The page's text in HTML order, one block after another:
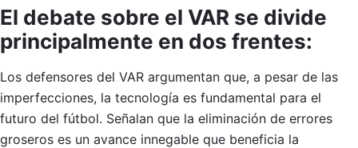
El debate sobre el VAR se divide
principalmente en dos frentes:
Los defensores del VAR argumentan que, a pesar de las
imperfecciones, la tecnología es fundamental para el
futuro del fútbol. Señalan que la eliminación de errores
groseros es un avance innegable que beneficia la